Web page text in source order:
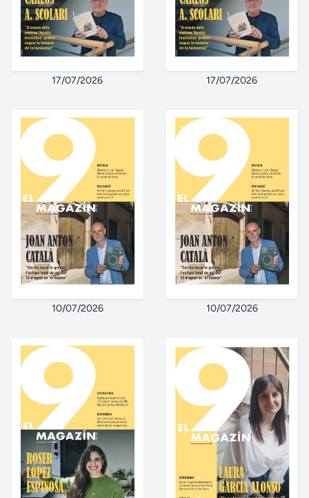
17/07/2026 17/07/2026
10/07/2026 10/07/2026